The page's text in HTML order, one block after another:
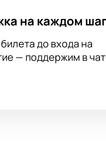
на каждом
до входа на
— поддержим в